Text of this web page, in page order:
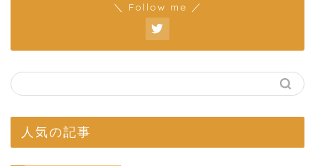
＼ Follow me ／
人気の記事